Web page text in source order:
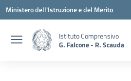
Vai ai contenuti
Vai al menu di navigazione
Vai al footer
Ministero dell'Istruzione e del Merito
Istituto Comprensivo
G. Falcone - R. Scauda